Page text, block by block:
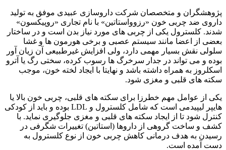
پژوهشگران و متخصصان شرکت داروسازی عبیدی موفق به تولید
داروی ضد چربی خون «رزوواستاتین» با نام تجاری «روپیکسون»
شدند. کلسترول یکی از چربی های مورد نیاز بدن است و در ساختار
بعضی از اعضا مانند سیستم عصبی و برخی هورمون ها و غشا
سلولی نقش بسیار مهمی دارد، ولی افزایش غیرطبیعی آن زیان آور
بوده و می تواند در جدار سرخرگ ها رسوب کرده، سختی رگ یا آترو
اسکلروز به همراه داشته باشد و نهایتا با ایجاد لخته خون، موجب
سکته های قلبی و مغزی شود.
یکی از عوامل مهم خطرزا برای سکته های قلبی، چربی خون بالا یا
هایپر لیپیدمی است که شامل کلسترول و LDL بوده و باید از کودکی
کنترل شود تا از ایجاد سکته های قلبی و مغزی جلوگیری نماید. با
کشف و ساخت گروهی از داروها (استاتین) تغییرات شگرفی در
رسیدن به هدف درمانی کاهش چربی خون از نوع کلسترول به
دست آمده است.